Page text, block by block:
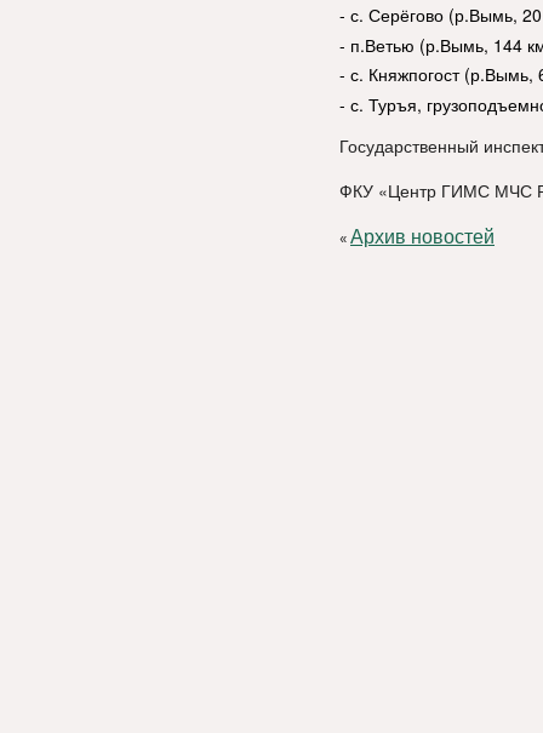
- с. Серёгово (р.Вымь,
- п.Ветью (р.Вымь, 144
- с. Княжпогост (р.Вымь,
- с. Туръя,
Государственный
ФКУ «Центр ГИМС МЧС
«Архив новостей